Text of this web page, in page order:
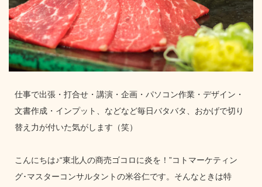
仕事で出張・打合せ・講演・企画・パソコン作業・デザイン・
文書作成・インプット、などなど毎日バタバタ、おかげで切り
替え力が付いた気がします（笑）
こんにちは♪“東北人の商売ゴコロに炎を！”コトマーケティン
グ･マスターコンサルタントの米谷仁です。そんなときは特